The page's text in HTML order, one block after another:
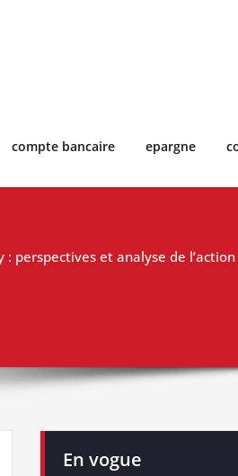
compte bancaire epargne
: perspectives et analyse de
En vogue